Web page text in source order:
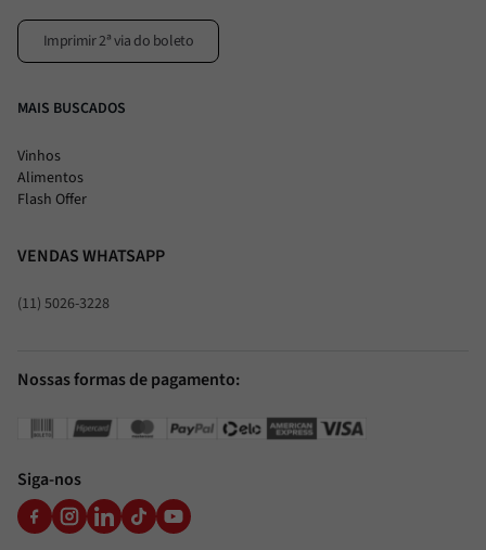
Imprimir 2ª via do boleto
MAIS BUSCADOS
Vinhos
Alimentos
Flash Offer
VENDAS WHATSAPP
(11) 5026-3228
Nossas formas de pagamento:
Siga-nos